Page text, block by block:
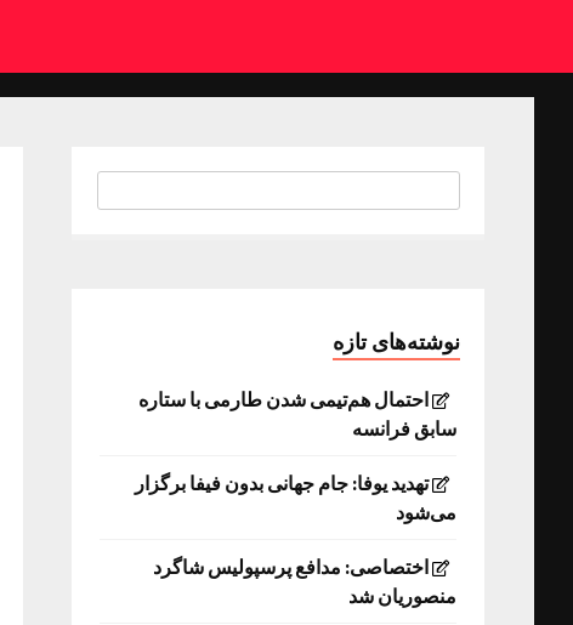
نوشته‌های تازه
احتمال هم‌تیمی شدن طارمی با ستاره
سابق فرانسه
تهدید یوفا: جام جهانی بدون فیفا برگزار
می‌شود
اختصاصی: مدافع پرسپولیس شاگرد
منصوریان شد